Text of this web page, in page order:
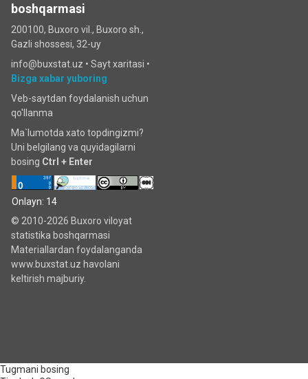
boshqarmasi
200100, Buxoro vil., Buxoro sh.,
Gazli shossesi, 32-uy
info@buxstat.uz • Sayt xaritasi •
Bizga xabar yuboring
Veb-saytdan foydalanish uchun
qo'llanma
Ma`lumotda xato topdingizmi?
Uni belgilang va quyidagilarni
bosing Ctrl + Enter
Onlayn: 14
© 2010-2026 Buxoro viloyat
statistika boshqarmasi
Materiallardan foydalanganda
www.buxstat.uz havolani
keltirish majburiy.
Tugmani bosing